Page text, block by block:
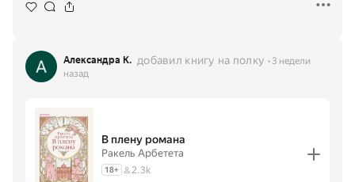
Александра К. добавил книгу на полку
3 недели
назад
В плену романа
Ракель Арбетета
18+ 2.3k